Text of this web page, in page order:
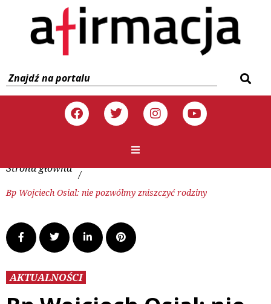
Strona główna /
Bp Wojciech Osial: nie pozwólmy zniszczyć rodziny
AKTUALNOŚCI